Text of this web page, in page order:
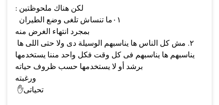
: لكن هناك ملحوظتين
٠١ما تنساش تلغى وضع الطيران
بمجرد انتهاء الغرض منه
يناسبهم ها يناسبهم فى كل وقت فكل واحد مننا يستخدمها
ورغبته
✋